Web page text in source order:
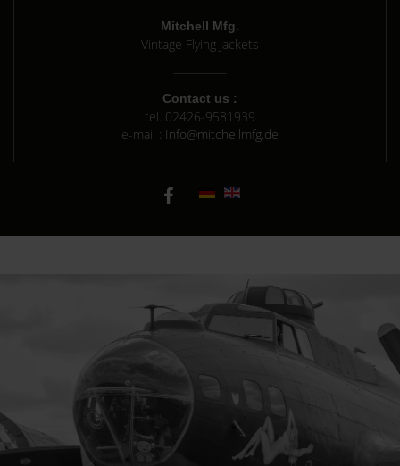
Mitchell Mfg.
Vintage Flying Jackets
Contact us :
tel. 02426-9581939
e-mail : Info@mitchellmfg.de